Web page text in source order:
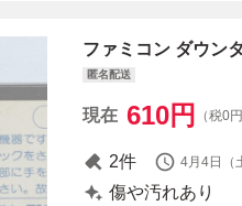
ファミコン ダウン
匿名配送
現在 610円 （税0円
2件 4月4日（
傷や汚れあり